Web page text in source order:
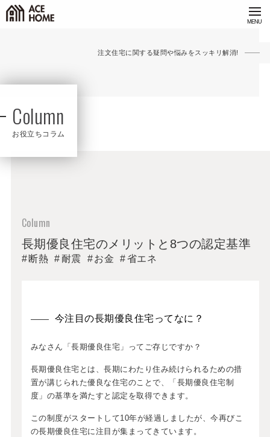
注文住宅に関する疑問や悩みをスッキリ解消!
Column
お役立ちコラム
長期優良住宅のメリットと8つの認定基準
断熱 耐震 お金 省エネ
今注目の長期優良住宅ってなに？
みなさん「長期優良住宅」ってご存じですか？
長期優良住宅とは、長期にわたり住み続けられるための措
置が講じられた優良な住宅のことで、「長期優良住宅制
度」の基準を満たすと認定を取得できます。
この制度がスタートして10年が経過しましたが、今再びこ
の長期優良住宅に注目が集まってきています。